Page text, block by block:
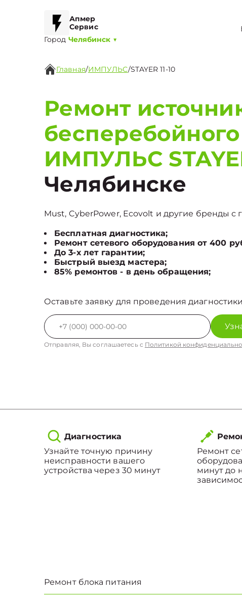
Апмер
Сервис
Город Челябинск ▼
Главная/ИМПУЛЬС/STAYER 11-10
Ремонт
ИМПУЛЬС
Челябинске
Must, CyberPower, Ecovolt и другие бренды с
Бесплатная диагностика;
Ремонт сетевого оборудования от 400
До 3-х лет гарантии;
Быстрый выезд мастера;
85% ремонтов - в день обращения;
Оставьте заявку для проведения
Отправляя, Вы соглашаетесь с Политикой
Диагностика
Узнайте точную причину
неисправности вашего
устройства через 30 минут
Ремонт
минут до
Ремонт блока питания